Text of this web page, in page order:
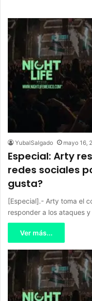
YubalSalgado mayo 16,
Especial: Arty
redes sociales
gusta?
[Especial].- Arty toma el
responder a los ataques
Ver más...